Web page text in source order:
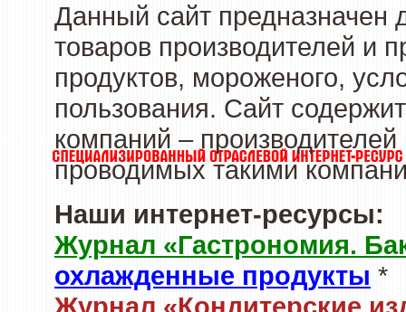
Данный сайт предназначен
товаров производителей и
продуктов, мороженого,
пользования. Сайт
компаний –
проводимых такими
Наши интернет-ресурсы:
Журнал «Гастрономия.
охлажденные продукты *